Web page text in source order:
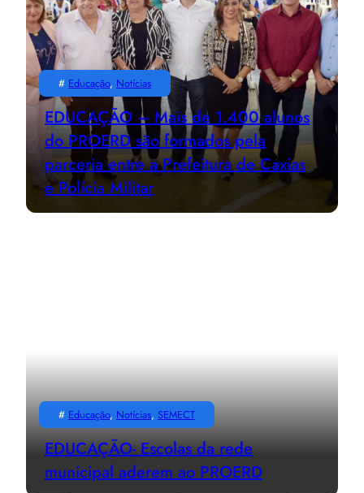
# Educação, Notícias
EDUCAÇÃO – Mais de 1.400 alunos
do PROERD são formados pela
parceria entre a Prefeitura de Caxias
e Polícia Militar
# Educação, Notícias, SEMECT
EDUCAÇÃO- Escolas da rede
municipal aderem ao PROERD